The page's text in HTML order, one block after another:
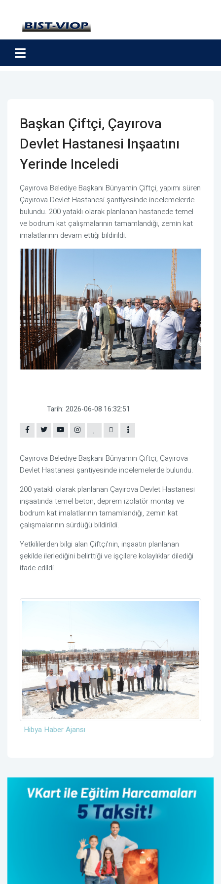
Başkan Çiftçi, Çayırova
Devlet Hastanesi Inşaatını
Yerinde Inceledi
Çayırova Belediye Başkanı Bünyamin Çiftçi, yapımı süren
Çayırova Devlet Hastanesi şantiyesinde incelemelerde
bulundu. 200 yataklı olarak planlanan hastanede temel
ve bodrum kat çalışmalarının tamamlandığı, zemin kat
imalatlarının devam ettiği bildirildi.
Tarih: 2026-06-08 16:32:51
Çayırova Belediye Başkanı Bünyamin Çiftçi, Çayırova
Devlet Hastanesi şantiyesinde incelemelerde bulundu.
200 yataklı olarak planlanan Çayırova Devlet Hastanesi
inşaatında temel beton, deprem izolatör montajı ve
bodrum kat imalatlarının tamamlandığı, zemin kat
çalışmalarının sürdüğü bildirildi.
Yetkililerden bilgi alan Çiftçi’nin, inşaatın planlanan
şekilde ilerlediğini belirttiği ve işçilere kolaylıklar dilediği
ifade edildi.
Hibya Haber Ajansı